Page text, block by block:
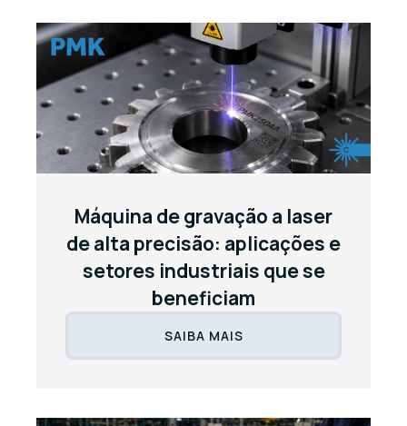
Máquina de gravação a laser
de alta precisão: aplicações e
setores industriais que se
beneficiam
SAIBA MAIS